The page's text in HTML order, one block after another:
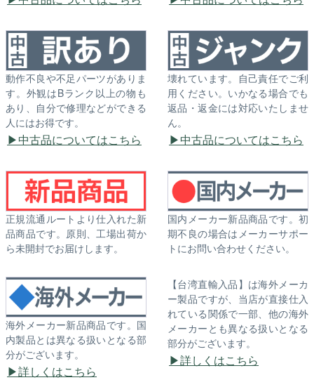
動作不良や不足パーツがありま
す。外観はBランク以上の物も
あり、自分で修理などができる
人にはお得です。
中古品についてはこちら
壊れています。自己責任でご利
用ください。いかなる場合でも
返品・返金には対応いたしませ
ん。
中古品についてはこちら
正規流通ルートより仕入れた新
品商品です。原則、工場出荷か
ら未開封でお届けします。
国内メーカー新品商品です。初
期不良の場合はメーカーサポー
トにお問い合わせください。
海外メーカー新品商品です。国
内製品とは異なる扱いとなる部
分がございます。
詳しくはこちら
【台湾直輸入品】は海外メーカ
ー製品ですが、当店が直接仕入
れている関係で一部、他の海外
メーカーとも異なる扱いとなる
部分がございます。
詳しくはこちら